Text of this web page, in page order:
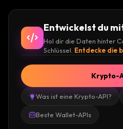
Entwickelst du
Hol dir die Daten hinter
Schlüssel. Entdecke die
Was ist eine Krypto-API?
Beste Wallet-APIs
Krypto-